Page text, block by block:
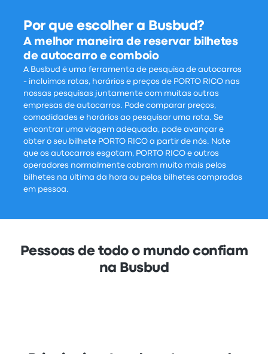
Por que escolher a Busbud?
A melhor maneira de reservar bilhetes
de autocarro e comboio
A Busbud é uma ferramenta de pesquisa de autocarros
- incluímos rotas, horários e preços de PORTO RICO nas
nossas pesquisas juntamente com muitas outras
empresas de autocarros. Pode comparar preços,
comodidades e horários ao pesquisar uma rota. Se
encontrar uma viagem adequada, pode avançar e
obter o seu bilhete PORTO RICO a partir de nós. Note
que os autocarros esgotam, PORTO RICO e outros
operadores normalmente cobram muito mais pelos
bilhetes na última da hora ou pelos bilhetes comprados
em pessoa.
Pessoas de todo o mundo confiam
na Busbud